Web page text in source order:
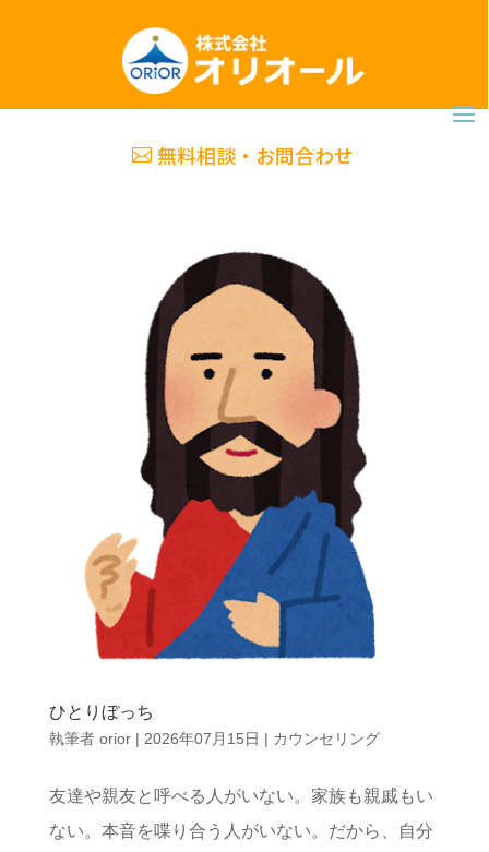
無料相談・お問合わせ
ひとりぼっち
執筆者 orior| 2026年07月15日 | カウンセリング
友達や親友と呼べる人がいない。家族も親戚もい
ない。本音を喋り合う人がいない。だから、自分